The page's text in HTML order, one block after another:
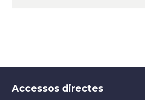
Accessos directes